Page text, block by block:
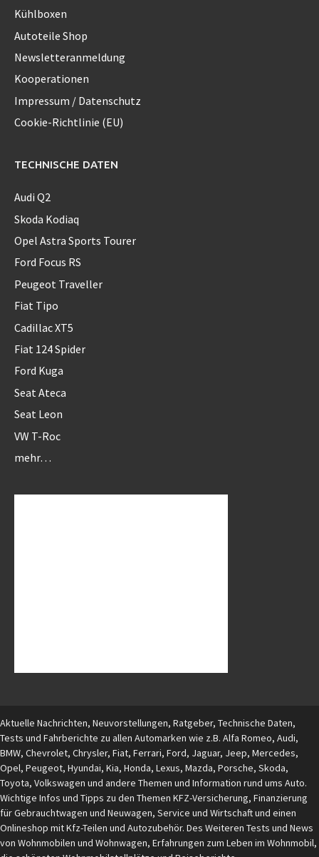
Kühlboxen
Autoteile Shop
Newsletteranmeldung
Kooperationen
Impressum / Datenschutz
Cookie-Richtlinie (EU)
TECHNISCHE DATEN
Audi Q2
Skoda Kodiaq
Opel Astra Sports Tourer
Ford Focus RS
Peugeot Traveller
Fiat Tipo
Cadillac XT5
Fiat 124 Spider
Ford Kuga
Seat Ateca
Seat Leon
VW T-Roc
mehr…
Aktuelle Nachrichten, Neuvorstellungen, Ratgeber, Technische Daten,
Tests und Fahrberichte zu allen Automarken wie z.B. Alfa Romeo, Audi,
BMW, Chevrolet, Chrysler, Fiat, Ferrari, Ford, Jaguar, Jeep, Mercedes,
Opel, Peugeot, Hyundai, Kia, Honda, Lexus, Mazda, Porsche, Skoda,
Toyota, Volkswagen und andere Themen und Information rund ums Auto.
Wichtige Infos und Tipps zu den Themen KFZ-Versicherung, Finanzierung
für Gebrauchtwagen und Neuwagen, Service und Wirtschaft und einen
Onlineshop mit Kfz-Teilen und Autozubehör. Des Weiteren Tests und News
von Wohnmobilen und Wohnwagen, Erfahrungen zum Leben im Wohnmobil,